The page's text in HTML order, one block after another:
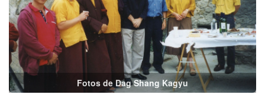
Fotos de Dag Shang Kagyu